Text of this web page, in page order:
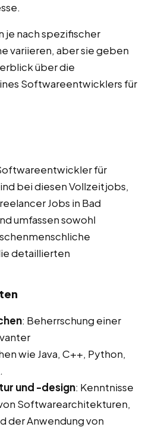
je nach spezifischer
variieren, aber sie geben
über die
Softwareentwicklers für
für
bei diesen Vollzeitjobs,
Jobs in Bad
umfassen sowohl
detaillierten
: Beherrschung einer
wie Java, C++, Python,
und -design: Kenntnisse
Softwarearchitekturen,
der Anwendung von